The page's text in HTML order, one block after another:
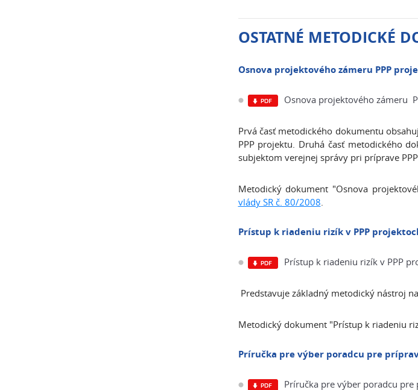
OSTATNÉ METODICKÉ
Osnova projektového zámeru PPP
Osnova projektového zámeru
Prvá časť metodického dokumentu
PPP projektu. Druhá časť metodického
subjektom verejnej správy pri príprave
Metodický dokument "Osnova
vlády SR č. 80/2008.
Prístup k riadeniu rizík v PPP
Prístup k riadeniu rizík v PPP
Predstavuje základný metodický nástroj
Metodický dokument "Prístup k riadeniu
Príručka pre výber poradcu pre
Príručka pre výber poradcu pre